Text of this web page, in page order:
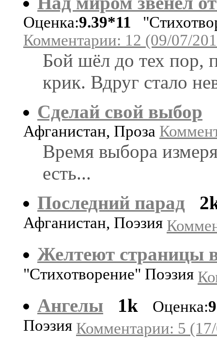
Оценка:9.39*11
Комментарии: 12 (09/07/
Бой шёл до тех пор,
крик. Вдруг стало
Сделай свой выбор
Афганистан, Проза
Время выбора
есть...
Последний парад
Афганистан, Поэзия
Желтеют страницы
"Стихотворение" Поэзия
Ангелы 1k Оценка:
Поэзия Комментарии: 5